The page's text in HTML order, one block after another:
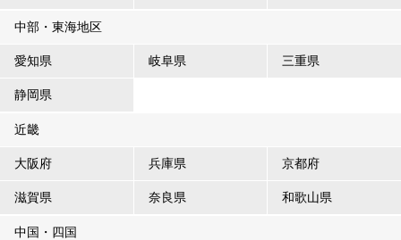
中部・東海地区
愛知県 岐阜県 三重県
静岡県
近畿
大阪府 兵庫県 京都府
滋賀県 奈良県 和歌山県
中国・四国